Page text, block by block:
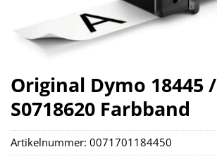
Original Dymo 18445 /
S0718620 Farbband
Artikelnummer: 0071701184450